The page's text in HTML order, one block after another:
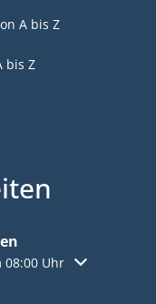
A bis Z
bis Z
oder Schließzeiten
Uhr